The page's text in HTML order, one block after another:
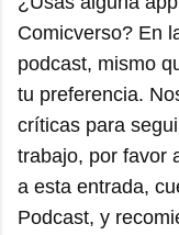
Comicverso? En
podcast, mismo
tu preferencia.
críticas para
trabajo, por favor
a esta entrada,
Podcast, y